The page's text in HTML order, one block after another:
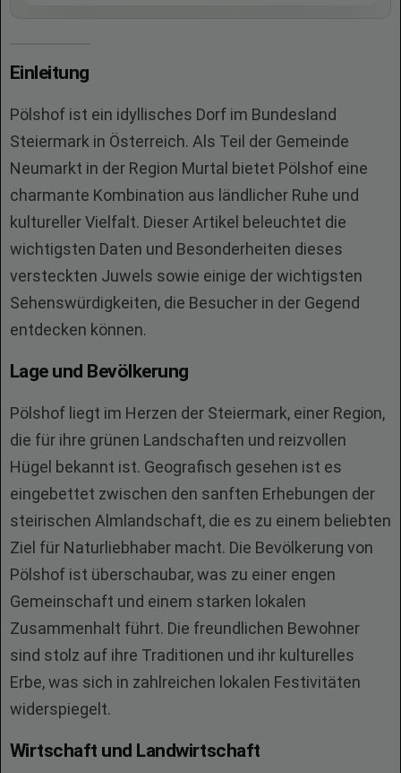
Einleitung
Pölshof ist ein idyllisches Dorf im Bundesland
Steiermark in Österreich. Als Teil der Gemeinde
Neumarkt in der Region Murtal bietet Pölshof eine
charmante Kombination aus ländlicher Ruhe und
kultureller Vielfalt. Dieser Artikel beleuchtet die
wichtigsten Daten und Besonderheiten dieses
versteckten Juwels sowie einige der wichtigsten
Sehenswürdigkeiten, die Besucher in der Gegend
entdecken können.
Lage und Bevölkerung
Pölshof liegt im Herzen der Steiermark, einer Region,
die für ihre grünen Landschaften und reizvollen
Hügel bekannt ist. Geografisch gesehen ist es
eingebettet zwischen den sanften Erhebungen der
steirischen Almlandschaft, die es zu einem beliebten
Ziel für Naturliebhaber macht. Die Bevölkerung von
Pölshof ist überschaubar, was zu einer engen
Gemeinschaft und einem starken lokalen
Zusammenhalt führt. Die freundlichen Bewohner
sind stolz auf ihre Traditionen und ihr kulturelles
Erbe, was sich in zahlreichen lokalen Festivitäten
widerspiegelt.
Wirtschaft und Landwirtschaft